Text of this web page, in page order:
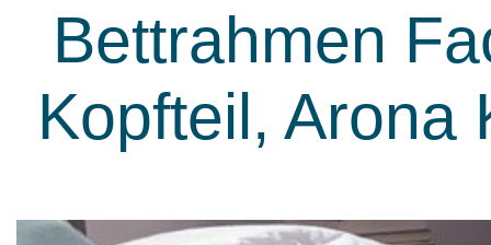
Bettrahmen
Kopfteil, Arona